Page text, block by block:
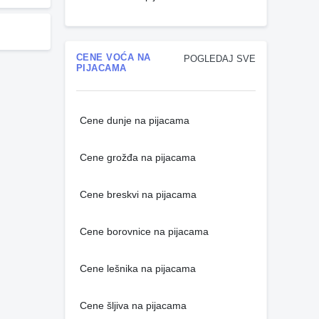
POGLEDAJ SVE
CENE VOĆA NA
PIJACAMA
Cene dunje na pijacama
Cene grožđa na pijacama
Cene breskvi na pijacama
Cene borovnice na pijacama
Cene lešnika na pijacama
Cene šljiva na pijacama